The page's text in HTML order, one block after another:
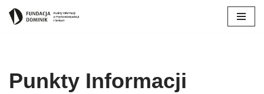
Punkty Informacji